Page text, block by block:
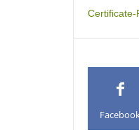
Certificate-
Facebook